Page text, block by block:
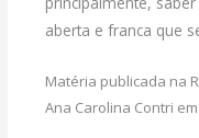
aberta e franca que
Matéria publicada na
Ana Carolina Contri